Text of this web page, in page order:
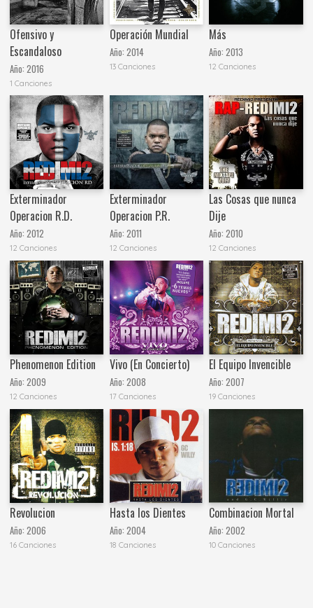
Ofensivo y
Escandaloso
Año:2016
1 Canciones
Operación Mundial
Año: 2014
13 Canciones
Más
Año:2013
12 Canciones
Exterminador
Operacion R.D.
Año:2012
12 Canciones
Exterminador
Operacion P.R.
Año: 2011
12 Canciones
Las Cosas que nunca
Dije
Año:2010
12 Canciones
Phenomenon Edition
Año:2009
12 Canciones
Vivo (En Concierto)
Año: 2008
17 Canciones
El Equipo Invencible
Año:2007
19 Canciones
Revolucion
Año:2006
16 Canciones
Hasta los Dientes
Año: 2004
18 Canciones
Combinacion Mortal
Año:2002
10 Canciones